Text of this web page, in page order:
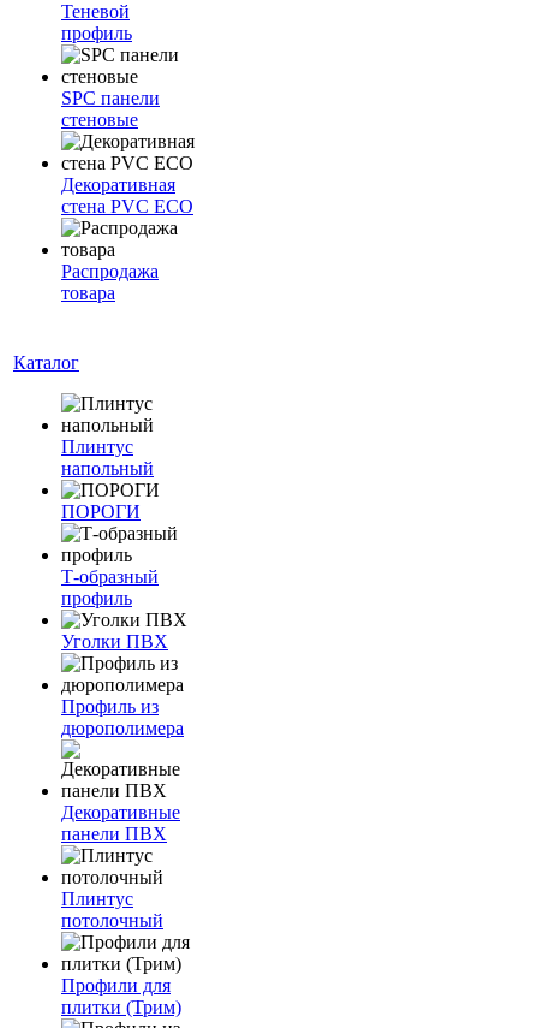
Теневой
профиль
SPC панели
стеновые
Декоративная
стена PVC ECO
Распродажа
товара
Каталог
Плинтус
напольный
ПОРОГИ
Т-образный
профиль
Уголки ПВХ
Профиль из
дюрополимера
Декоративные
панели ПВХ
Плинтус
потолочный
Профили для
плитки (Трим)